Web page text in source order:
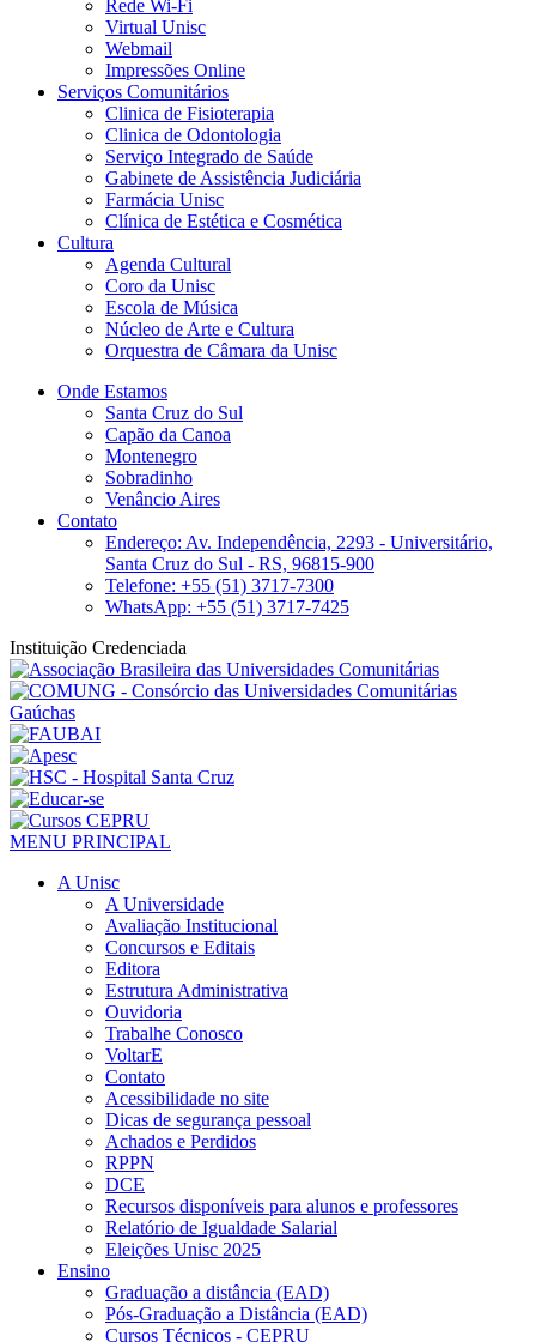
Rede Wi-Fi
Virtual Unisc
Webmail
Impressões Online
Serviços Comunitários
Clinica de Fisioterapia
Clinica de Odontologia
Serviço Integrado de Saúde
Gabinete de Assistência Judiciária
Farmácia Unisc
Clínica de Estética e Cosmética
Cultura
Agenda Cultural
Coro da Unisc
Escola de Música
Núcleo de Arte e Cultura
Orquestra de Câmara da Unisc
Onde Estamos
Santa Cruz do Sul
Capão da Canoa
Montenegro
Sobradinho
Venâncio Aires
Contato
Endereço: Av. Independência, 2293 - Universitário,
Santa Cruz do Sul - RS, 96815-900
Telefone: +55 (51) 3717-7300
WhatsApp: +55 (51) 3717-7425
Instituição Credenciada
MENU PRINCIPAL
A Unisc
A Universidade
Avaliação Institucional
Concursos e Editais
Editora
Estrutura Administrativa
Ouvidoria
Trabalhe Conosco
VoltarE
Contato
Acessibilidade no site
Dicas de segurança pessoal
Achados e Perdidos
RPPN
DCE
Recursos disponíveis para alunos e professores
Relatório de Igualdade Salarial
Eleições Unisc 2025
Ensino
Graduação a distância (EAD)
Pós-Graduação a Distância (EAD)
Cursos Técnicos - CEPRU